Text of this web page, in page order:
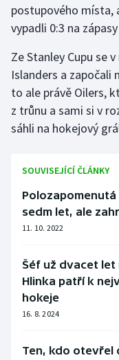
postupového místa,
vypadli 0:3 na
Ze Stanley Cupu se
Islanders a započali
to ale právě Oilers,
z trůnu a sami si v
sáhli na hokejový
SOUVISEJÍCÍ ČLÁNKY
sedm let, ale
11. 10. 2022
Šéf už dvacet let
Hlinka patří k
hokeje
16. 8. 2024
Ten, kdo otevřel